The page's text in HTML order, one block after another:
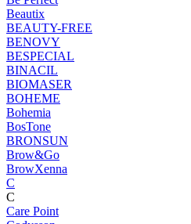
Beautix
BEAUTY-FREE
BENOVY
BESPECIAL
BINACIL
BIOMASER
BOHEME
Bohemia
BosTone
BRONSUN
Brow&Go
BrowXenna
C
C
Care Point